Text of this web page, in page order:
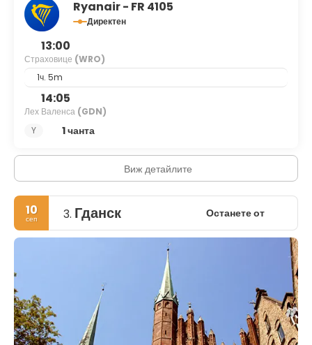
Ryanair - FR 4105
Директен
13:00
Страховице (WRO)
1ч. 5m
14:05
Лех Валенса (GDN)
Y
1 чанта
Виж детайлите
10
сеп 3. Гданск Останете от